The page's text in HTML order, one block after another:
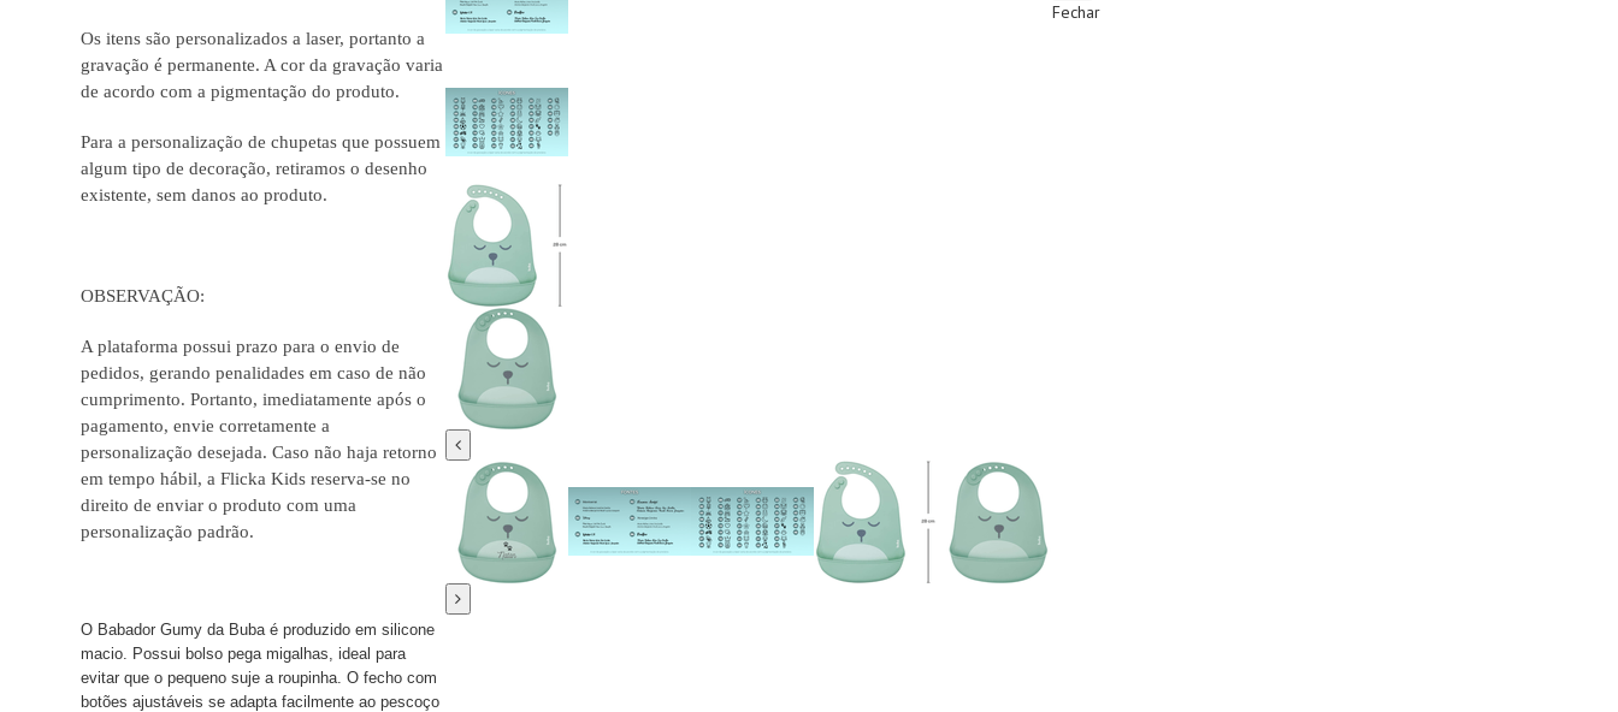
Os itens são personalizados a laser, portanto a
gravação é permanente. A cor da gravação varia
de acordo com a pigmentação do produto.
Para a personalização de chupetas que possuem
algum tipo de decoração, retiramos o desenho
existente, sem danos ao produto.
OBSERVAÇÃO:
A plataforma possui prazo para o envio de
pedidos, gerando penalidades em caso de não
cumprimento. Portanto, imediatamente após o
pagamento, envie corretamente a
personalização desejada. Caso não haja retorno
em tempo hábil, a Flicka Kids reserva-se no
direito de enviar o produto com uma
personalização padrão.
O Babador Gumy da Buba é produzido em silicone
macio. Possui bolso pega migalhas, ideal para
evitar que o pequeno suje a roupinha. O fecho com
botões ajustáveis se adapta facilmente ao pescoço
Fechar